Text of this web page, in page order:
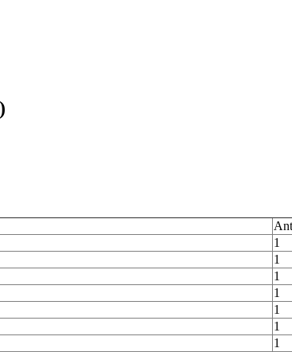
1
1
1
1
1
1
1